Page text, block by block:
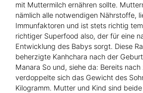
mit Muttermilch ernähren sollte.
nämlich alle notwendigen Nährstoffe,
Immunfaktoren und ist stets richtig
richtiger Superfood also, der für eine
Entwicklung des Babys sorgt. Diese
beherzigte Kanhchara nach der
Manara So und, siehe da: Bereits
verdoppelte sich das Gewicht des
Kilogramm. Mutter und Kind sind